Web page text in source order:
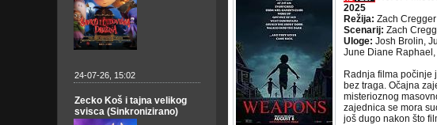
2025
Režija: Zach Cregger
Scenarij: Zach
Uloge: Josh Brolin,
June Diane Raphael,
Radnja filma počinje
bez traga. Očajna
misterioznog
zajednica se mora
još dugo nakon što
24-07-26, 15:02
Zecko Koš i tajna velikog
svisca (Sinkronizirano)